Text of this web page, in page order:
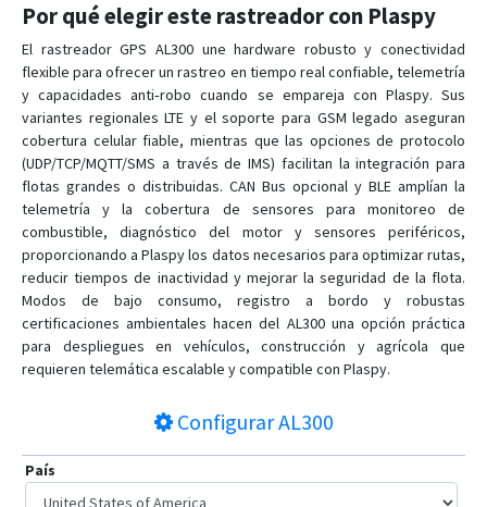
Por qué elegir este rastreador con Plaspy
El rastreador GPS AL300 une hardware robusto y conectividad
flexible para ofrecer un rastreo en tiempo real confiable, telemetría
y capacidades anti‑robo cuando se empareja con Plaspy. Sus
variantes regionales LTE y el soporte para GSM legado aseguran
cobertura celular fiable, mientras que las opciones de protocolo
(UDP/TCP/MQTT/SMS a través de IMS) facilitan la integración para
flotas grandes o distribuidas. CAN Bus opcional y BLE amplían la
telemetría y la cobertura de sensores para monitoreo de
combustible, diagnóstico del motor y sensores periféricos,
proporcionando a Plaspy los datos necesarios para optimizar rutas,
reducir tiempos de inactividad y mejorar la seguridad de la flota.
Modos de bajo consumo, registro a bordo y robustas
certificaciones ambientales hacen del AL300 una opción práctica
para despliegues en vehículos, construcción y agrícola que
requieren telemática escalable y compatible con Plaspy.
ConfigurarAL300
País